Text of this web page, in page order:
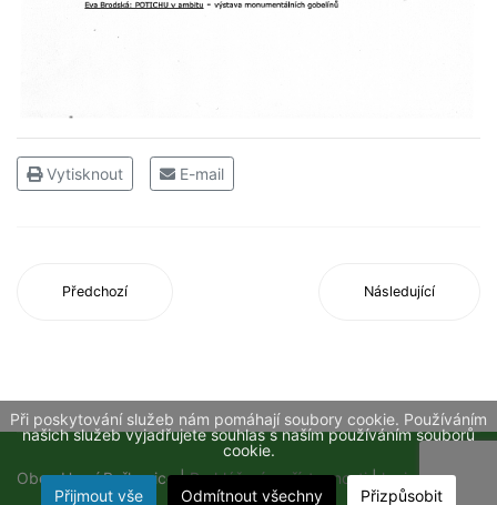
Vytisknout E-mail
Předchozí Následující
Obec Horní Beřkovice |Prohlášení o přístupnosti|login
Při poskytování služeb nám pomáhají soubory cookie. Používáním
našich služeb vyjadřujete souhlas s naším používáním souborů
cookie.
Přijmout vše Odmítnout všechny Přizpůsobit